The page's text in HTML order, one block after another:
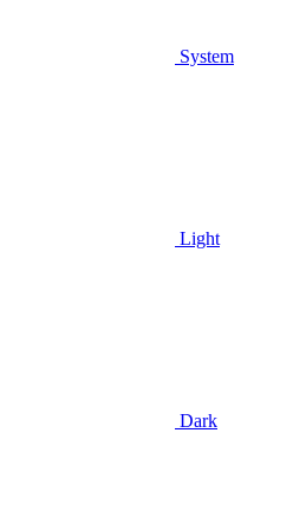
System
Light
Dark